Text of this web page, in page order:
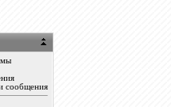
сообщения